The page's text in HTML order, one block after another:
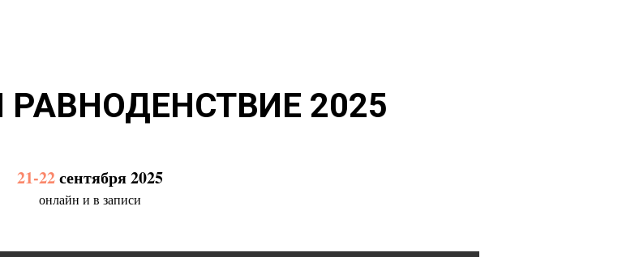
2025
21-22сентября 2025
онлайн и в записи